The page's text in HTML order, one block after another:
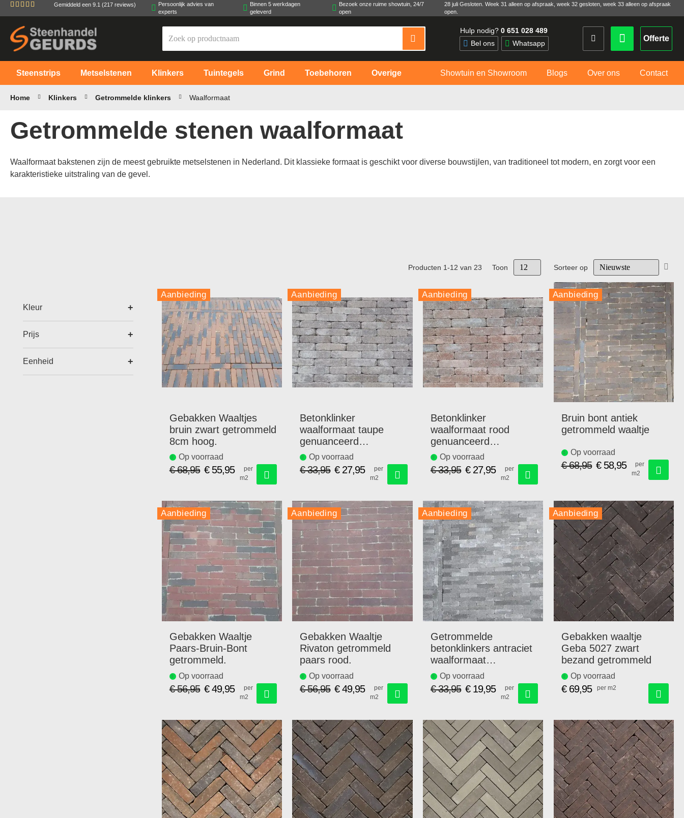
inhoud
Gemiddeld een 9.1 (217 reviews)
Persoonlijk advies van
experts
Binnen 5 werkdagen
geleverd
Bezoek onze ruime showtuin, 24/7
open
28 juli Gesloten. Week 31 alleen op afspraak, week 32 gesloten, week 33 alleen op afspraak
open.
Hulp nodig?0 651 028 489
Bel ons
Whatsapp
Offerte
Steenstrips Metselstenen Klinkers Tuintegels Grind Toebehoren Overige Showtuin en Showroom Blogs Over ons Contact
Home Klinkers Getrommelde klinkers Waalformaat
Getrommelde stenen waalformaat
Waalformaat bakstenen zijn de meest gebruikte metselstenen in Nederland. Dit klassieke formaat is geschikt voor diverse bouwstijlen, van traditioneel tot modern, en zorgt voor een
karakteristieke uitstraling van de gevel.
Sorteer op
naar
laag
Toon
Producten 1-12 van 23
Aanbieding
Gebakken Waaltjes
bruin zwart getrommeld
8cm hoog.
Op voorraad
€ 68,95 € 55,95
per
m2
Aanbieding
Betonklinker
waalformaat taupe
genuanceerd
getrommeld
Op voorraad
€ 33,95 € 27,95
per
m2
Aanbieding
Betonklinker
waalformaat rood
genuanceerd
getrommeld
Op voorraad
€ 33,95 € 27,95
per
m2
Aanbieding
Bruin bont antiek
getrommeld waaltje
Op voorraad
€ 68,95 € 58,95
per
m2
Aanbieding
Gebakken Waaltje
Paars-Bruin-Bont
getrommeld.
Op voorraad
€ 56,95 € 49,95
per
m2
Aanbieding
Gebakken Waaltje
Rivaton getrommeld
paars rood.
Op voorraad
€ 56,95 € 49,95
per
m2
Aanbieding
Getrommelde
betonklinkers antraciet
waalformaat
20x5x7,3cm.
Op voorraad
€ 33,95 € 19,95
per
m2
Aanbieding
Gebakken waaltje
Geba 5027 zwart
bezand getrommeld
Op voorraad
€ 69,95 per m2
Kleur
Prijs
Eenheid